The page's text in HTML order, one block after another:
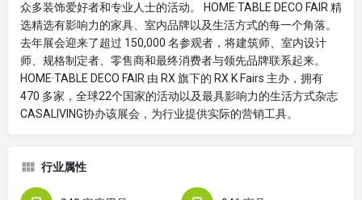
众多装饰爱好者和专业人士的活动。 HOME·TABLE DECO FAIR 精
选精选有影响力的家具、室内品牌以及生活方式的每一个角落。
去年展会迎来了超过 150,000 名参观者，将建筑师、室内设计
师、规格制定者、零售商和最终消费者与领先品牌联系起来。
HOME·TABLE DECO FAIR 由 RX 旗下的 RX K Fairs 主办，拥有
470 多家，全球22个国家的活动以及最具影响力的生活方式杂志
CASALIVING协办该展会，为行业提供实际的营销工具。
行业属性